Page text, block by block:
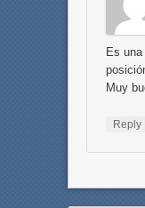
Es
Muy
Reply